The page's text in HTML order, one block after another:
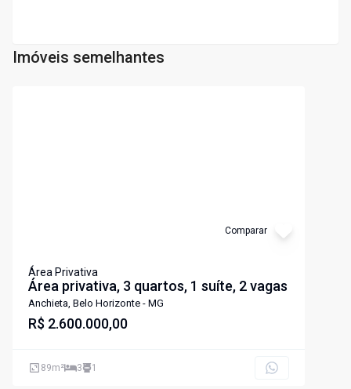
Imóveis semelhantes
Comparar
Área Privativa
Área privativa, 3 quartos, 1 suíte, 2 vagas
Anchieta, Belo Horizonte - MG
R$ 2.600.000,00
89m² 3 1